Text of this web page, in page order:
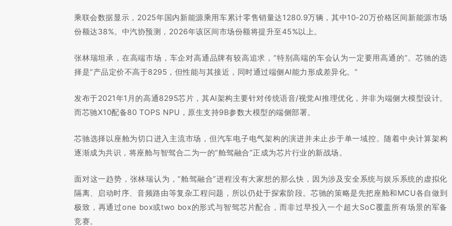
乘联会数据显示，2025年国内新能源乘用车累计零售销量达1280.9万辆，其中10-20万价格区间新能源市场
份额达38%。中汽协预测，2026年该区间市场份额将提升至45%以上。
张林瑞坦承，在高端市场，车企对高通品牌有较高追求，“特别高端的车会认为一定要用高通的”。芯驰的选
择是“产品定价不高于8295，但性能与其接近，同时通过端侧AI能力形成差异化。”
发布于2021年1月的高通8295芯片，其AI架构主要针对传统语音/视觉AI推理优化，并非为端侧大模型设计。
而芯驰X10配备80 TOPS NPU，原生支持9B参数大模型的端侧部署。
芯驰选择以座舱为切口进入主流市场，但汽车电子电气架构的演进并未止步于单一域控。随着中央计算架构
逐渐成为共识，将座舱与智驾合二为一的“舱驾融合”正成为芯片行业的新战场。
面对这一趋势，张林瑞认为，“舱驾融合”进程没有大家想的那么快，因为涉及安全系统与娱乐系统的虚拟化
隔离、启动时序、音频路由等复杂工程问题，所以仍处于探索阶段。芯驰的策略是先把座舱和MCU各自做到
极致，再通过one box或two box的形式与智驾芯片配合，而非过早投入一个超大SoC覆盖所有场景的军备
竞赛。